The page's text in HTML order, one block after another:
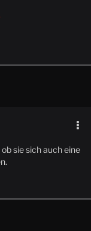
sie sich auch eine